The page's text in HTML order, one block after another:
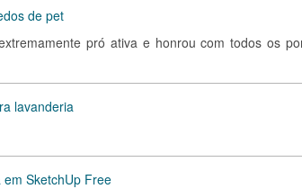
de pet
pró ativa e honrou com todos os
lavanderia
SketchUp Free